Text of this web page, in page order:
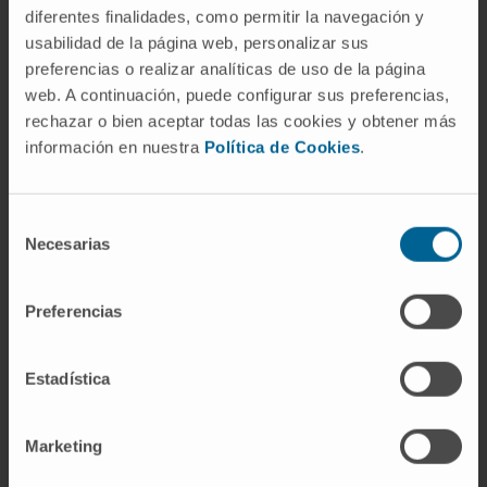
diferentes finalidades, como permitir la navegación y
usabilidad de la página web, personalizar sus
preferencias o realizar analíticas de uso de la página
web. A continuación, puede configurar sus preferencias,
rechazar o bien aceptar todas las cookies y obtener más
información en nuestra Política de Cookies.
Necesarias
Preferencias
Estadística
Marketing
Leucémie lymphoblastique aiguë chez le
nourrisson et chez le patient avecsyndrome de
Down.
Exercice physique et cancer pédiatrique.
Departamento de Pediatría de la
2007.